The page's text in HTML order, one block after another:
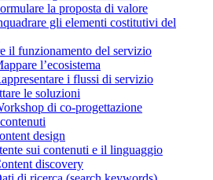
la proposta di valore
gli elementi costitutivi del
il funzionamento del servizio
l’ecosistema
i flussi di servizio
le soluzioni
di co-progettazione
design
sui contenuti e il linguaggio
discovery